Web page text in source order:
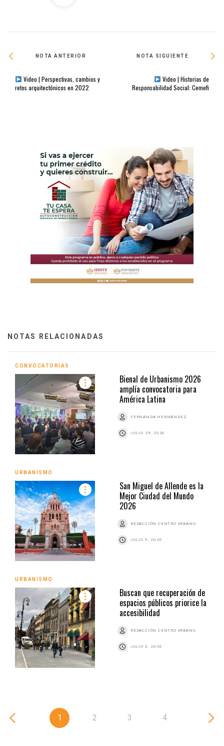
NOTA ANTERIOR
Video | Perspectivas, cambios y
retos arquitectónicos en 2022
NOTA SIGUIENTE
Video | Historias de
Responsabilidad Social: Cemefi
NOTAS RELACIONADAS
CONVOCATORIAS
Bienal de Urbanismo 2026
amplía convocatoria para
América Latina
FERNANDA HERNÁNDEZ
JULIO 29, 2026
URBANISMO
San Miguel de Allende es la
Mejor Ciudad del Mundo
2026
REDACCIÓN CENTRO URBANO
JULIO 9, 2026
URBANISMO
Buscan que recuperación de
espacios públicos priorice la
accesibilidad
REDACCIÓN CENTRO URBANO
JULIO 3, 2026
1 2 3 4